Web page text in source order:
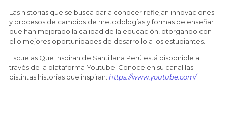
Las historias que se busca dar a conocer reflejan innovaciones
y procesos de cambios de metodologías y formas de enseñar
que han mejorado la calidad de la educación, otorgando con
ello mejores oportunidades de desarrollo a los estudiantes.
Escuelas Que Inspiran de Santillana Perú está disponible a
través de la plataforma Youtube. Conoce en su canal las
distintas historias que inspiran: https://www.youtube.com/